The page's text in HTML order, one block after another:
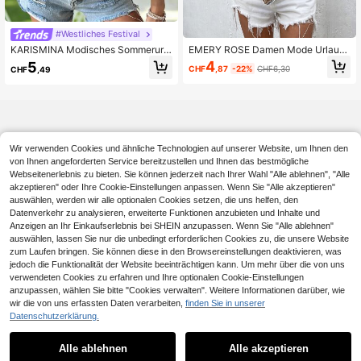
#Westliches Festival
KARISMINA Modisches Sommerurla
ub bedrucktes Tube Top für Frauen
CHF5 ,49
EMERY ROSE Damen Mode Urlaubs
Lässig bedrucktes Bandeau-Top
CHF4 ,87 -22% CHF6,30
Wir verwenden Cookies und ähnliche Technologien auf unserer Website, um Ihnen den
von Ihnen angeforderten Service bereitzustellen und Ihnen das bestmögliche
Webseitenerlebnis zu bieten. Sie können jederzeit nach Ihrer Wahl "Alle ablehnen", "Alle
akzeptieren" oder Ihre Cookie-Einstellungen anpassen. Wenn Sie "Alle akzeptieren"
auswählen, werden wir alle optionalen Cookies setzen, die uns helfen, den
Datenverkehr zu analysieren, erweiterte Funktionen anzubieten und Inhalte und
Anzeigen an Ihr Einkaufserlebnis bei SHEIN anzupassen. Wenn Sie "Alle ablehnen"
auswählen, lassen Sie nur die unbedingt erforderlichen Cookies zu, die unsere Website
zum Laufen bringen. Sie können diese in den Browsereinstellungen deaktivieren, was
jedoch die Funktionalität der Website beeinträchtigen kann. Um mehr über die von uns
verwendeten Cookies zu erfahren und Ihre optionalen Cookie-Einstellungen
anzupassen, wählen Sie bitte "Cookies verwalten". Weitere Informationen darüber, wie
wir die von uns erfassten Daten verarbeiten, finden Sie in unserer
Datenschutzerklärung.
Alle ablehnen Alle akzeptieren